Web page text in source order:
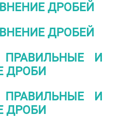
ДРОБЕЙ
ДРОБЕЙ
И
ДРОБИ
И
ДРОБИ